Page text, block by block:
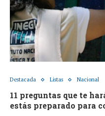
Destacada Listas Nacional
11 preguntas que te
estás preparado para